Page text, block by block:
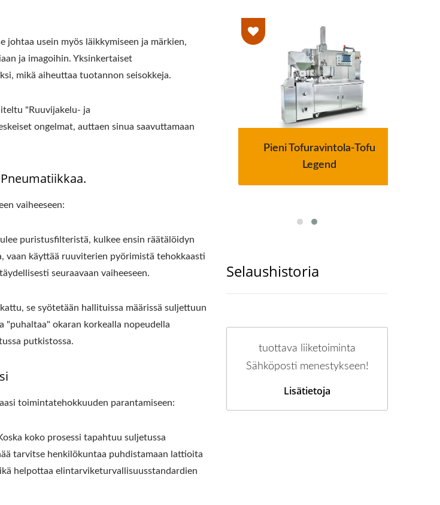
johtaa usein myös läikkymiseen ja märkien,
ja imagoihin. Yksinkertaiset
mikä aiheuttaa tuotannon seisokkeja.
"Ruuvijakelu- ja
ongelmat, auttaen sinua saavuttamaan
vaiheeseen:
puristusfilteristä, kulkee ensin räätälöidyn
vaan käyttää ruuviterien pyörimistä tehokkaasti
seuraavaan vaiheeseen.
se syötetään hallituissa määrissä suljettuun
"puhaltaa" okaran korkealla nopeudella
putkistossa.
toimintatehokkuuden parantamiseen:
koko prosessi tapahtuu suljetussa
tarvitse henkilökuntaa puhdistamaan lattioita
helpottaa elintarviketurvallisuusstandardien
Pieni Tofuravintola-Tofu
Legend
Selaushistoria
tuottava liiketoiminta
Sähköposti menestykseen!
Lisätietoja